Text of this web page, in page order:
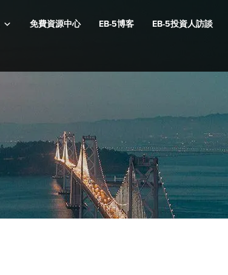
免費資源中心 EB-5博客 EB-5投資人訪談